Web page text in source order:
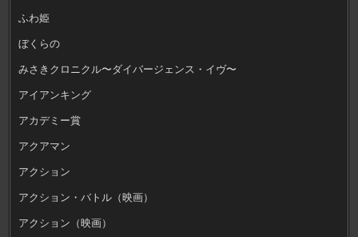
ふわ姫
ぼくらの
みさきクロニクル〜ダイバージェンス・イヴ〜
アイアンキング
アカデミー賞
アクアマン
アクション
アクション・バトル（映画）
アクション（映画）